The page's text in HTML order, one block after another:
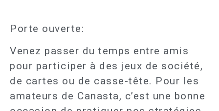
Porte ouverte:
Venez passer du temps entre amis
pour participer à des jeux de société,
de cartes ou de casse-tête. Pour les
amateurs de Canasta, c’est une bonne